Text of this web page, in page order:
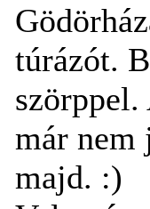
túrázót.
már nem
majd. :)